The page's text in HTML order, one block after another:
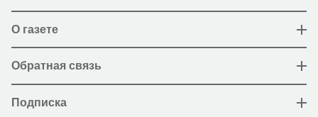
О газете
Обратная связь
Подписка